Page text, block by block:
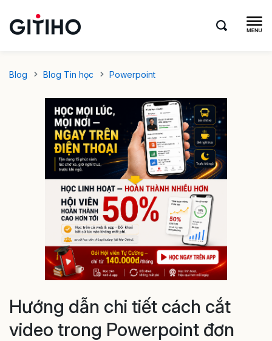
Blog Blog Tin học Powerpoint
Hướng dẫn chi tiết cách cắt
video trong Powerpoint đơn